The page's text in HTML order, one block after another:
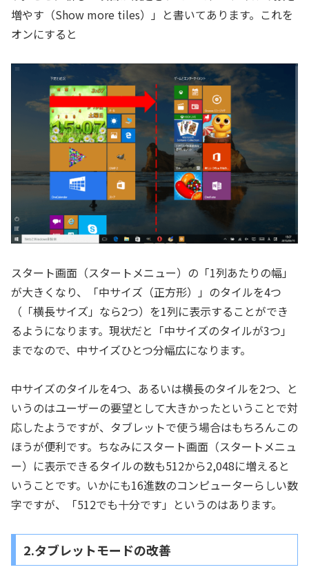
増やす（Show more tiles）」と書いてあります。これを
オンにすると
スタート画面（スタートメニュー）の「1列あたりの幅」
が大きくなり、「中サイズ（正方形）」のタイルを4つ
（「横長サイズ」なら2つ）を1列に表示することができ
るようになります。現状だと「中サイズのタイルが3つ」
までなので、中サイズひとつ分幅広になります。
中サイズのタイルを4つ、あるいは横長のタイルを2つ、と
いうのはユーザーの要望として大きかったということで対
応したようですが、タブレットで使う場合はもちろんこの
ほうが便利です。ちなみにスタート画面（スタートメニュ
ー）に表示できるタイルの数も512から2,048に増えると
いうことです。いかにも16進数のコンピューターらしい数
字ですが、「512でも十分です」というのはあります。
2.タブレットモードの改善